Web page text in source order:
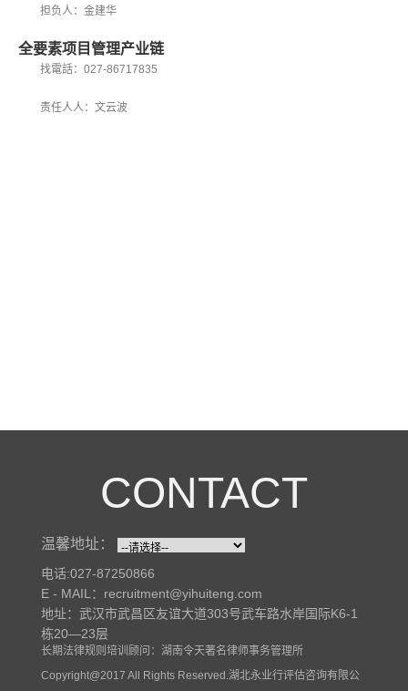
担负人：金建华
全要素项目管理产业链
找電話：027-86717835
责任人人：文云波
CONTACT
温馨地址：
电话:027-87250866
E - MAIL：recruitment@yihuiteng.com
地址：武汉市武昌区友谊大道303号武车路水岸国际K6-1
栋20—23层
长期法律规则培训顾问：湖南令天著名律师事务管理所
Copyright@2017 All Rights Reserved.湖北永业行评估咨询有限公